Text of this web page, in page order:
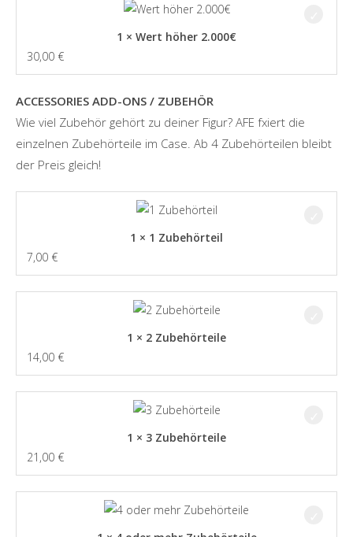
1 × Wert höher 2.000€
30,00 €
ACCESSORIES ADD-ONS / ZUBEHÖR
Wie viel Zubehör gehört zu deiner Figur? AFE fxiert die
einzelnen Zubehörteile im Case. Ab 4 Zubehörteilen bleibt
der Preis gleich!
1 × 1 Zubehörteil
7,00 €
1 × 2 Zubehörteile
14,00 €
1 × 3 Zubehörteile
21,00 €